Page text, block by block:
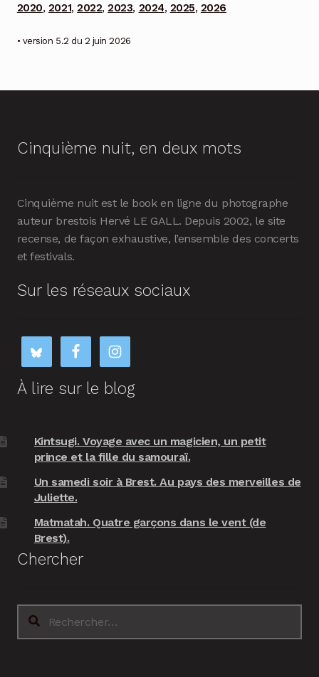
2020, 2021,2022,2023, 2024, 2025, 2026
• version 5.2 du 2 juin 2026
Cinquième nuit, en deux mots
Cinquième nuit est le book en ligne du photographe
auteur brestois Hervé LE GALL. Depuis 2002, le site
recense, de façon exhaustive, l’ensemble des concerts
et festivals.
Sur les réseaux sociaux
À lire sur le blog
Kintsugi. Voyage avec un magicien, un petit
prince et la fille du samouraï.
Un samedi soir à Brest. Au pays des merveilles de
Juliette.
Matmatah. Quatre garçons dans le vent (de
Brest).
Chercher
Rechercher :